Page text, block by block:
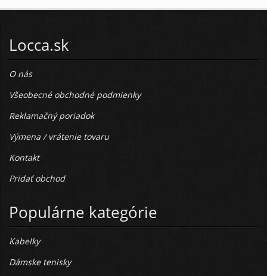
Locca.sk
O nás
Všeobecné obchodné podmienky
Reklamačný poriadok
Výmena / vrátenie tovaru
Kontakt
Pridať obchod
Populárne kategórie
Kabelky
Dámske tenisky